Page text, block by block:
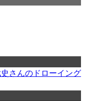
さんのドローイング